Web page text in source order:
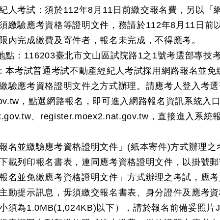
人考試：須於112年8月11日前繳交報名費，另以「
繳驗應考資格等證明文件，務請於112年8月11日前
內完成繳費及寄件者，報名未完成，不得應考。
點：116203臺北市文山區試院路1之1號考選部專技
本考試普通考試不動產經紀人考試採用網路報名並
驗應考資格證明文件之方式辦理。請應考人登入考
，點選網路報名，即可進入網路報名資訊系統入
、register.moex2.nat.gov.tw，直接進入系統
名並繳驗應考資格證明文件」(紙本寄件)方式辦理
載列印報名書表，連同應考資格證明文件，以掛號
名並免繳應考資格證明文件」方式辦理之考試，應
動提示訊息，毋須繳交報名書表、身分證件及應考
須為1.0MB(1,024KB)以下），請於報名前備妥照